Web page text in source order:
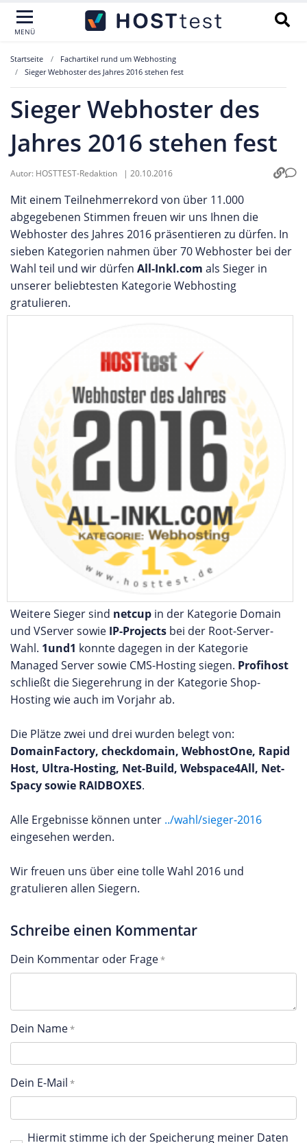
MENÜ
Startseite
Fachartikel rund um Webhosting
Sieger Webhoster des Jahres 2016 stehen fest
Sieger Webhoster des
Jahres 2016 stehen fest
Autor: HOSTTEST-Redaktion | 20.10.2016
Mit einem Teilnehmerrekord von über 11.000
abgegebenen Stimmen freuen wir uns Ihnen die
Webhoster des Jahres 2016 präsentieren zu dürfen. In
sieben Kategorien nahmen über 70 Webhoster bei der
Wahl teil und wir dürfen All-Inkl.com als Sieger in
unserer beliebtesten Kategorie Webhosting
gratulieren.
Weitere Sieger sind netcup in der Kategorie Domain
und VServer sowie IP-Projects bei der Root-Server-
Wahl. 1und1 konnte dagegen in der Kategorie
Managed Server sowie CMS-Hosting siegen. Profihost
schließt die Siegerehrung in der Kategorie Shop-
Hosting wie auch im Vorjahr ab.
Die Plätze zwei und drei wurden belegt von:
DomainFactory, checkdomain, WebhostOne, Rapid
Host, Ultra-Hosting, Net-Build, Webspace4All, Net-
Spacy sowie RAIDBOXES.
Alle Ergebnisse können unter ../wahl/sieger-2016
eingesehen werden.
Wir freuen uns über eine tolle Wahl 2016 und
gratulieren allen Siegern.
Schreibe einen Kommentar
Dein Kommentar oder Frage
Dein Name
Dein E-Mail
Hiermit stimme ich der Speicherung meiner Daten